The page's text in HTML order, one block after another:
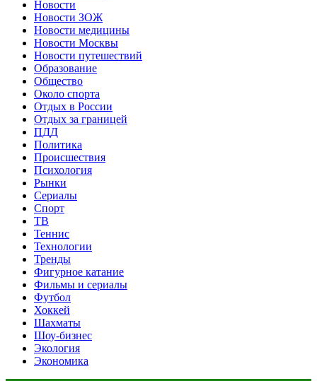
Новости
Новости ЗОЖ
Новости медицины
Новости Москвы
Новости путешествий
Образование
Общество
Около спорта
Отдых в России
Отдых за границей
ПДД
Политика
Происшествия
Психология
Рынки
Сериалы
Спорт
ТВ
Теннис
Технологии
Тренды
Фигурное катание
Фильмы и сериалы
Футбол
Хоккей
Шахматы
Шоу-бизнес
Экология
Экономика